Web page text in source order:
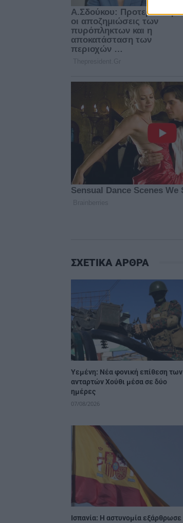
ΣΧΕΤΙΚΑ ΑΡΘΡΑ
Υεμένη: Νέα φονική επίθεση των
ανταρτών Χούθι μέσα σε δύο
ημέρες
07/08/2026
Ισπανία: Η αστυνομία εξάρθρωσε